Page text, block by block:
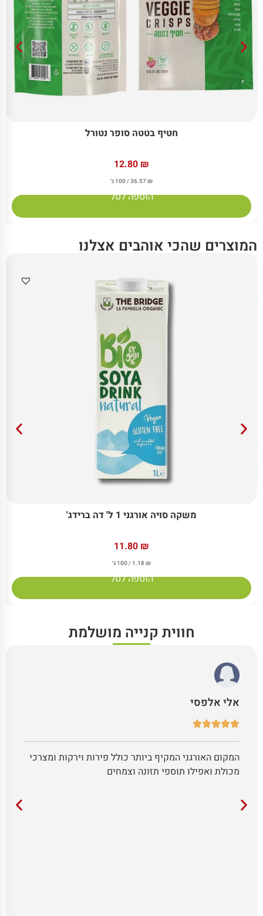
חטיף בטטה סופר נטורל
12.80 ₪
36.57₪ / 100 ג׳
הוספה לסל
המוצרים שהכי אוהבים אצלנו
משקה סויה אורגני 1 ל' דה ברידג'
11.80 ₪
1.18₪ / 100 ג׳
הוספה לסל
חווית קנייה מושלמת
אלי אלפסי
המקום האורגני המקיף ביותר כולל פירות וירקות ומצרכי
מכולת ואפילו תוספי תזונה וצמחים